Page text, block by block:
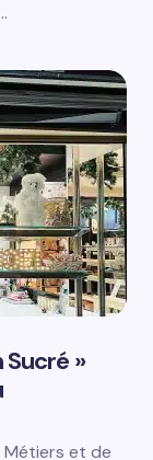
Sucré »
Métiers et de